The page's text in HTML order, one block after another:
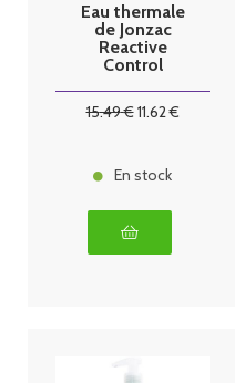
Eau thermale
de Jonzac
Reactive
Control
Apaisant 15 ml
15.49€11.62€
En stock